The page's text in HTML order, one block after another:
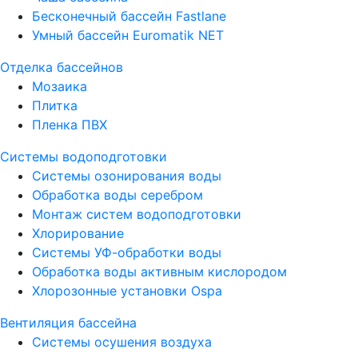
Бесконечный бассейн Fastlane
Умный бассейн Euromatik NET
Отделка бассейнов
Мозаика
Плитка
Пленка ПВХ
Системы водоподготовки
Системы озонирования воды
Обработка воды серебром
Монтаж систем водоподготовки
Хлорирование
Системы УФ-обработки воды
Обработка воды активным кислородом
Хлорозонные установки Ospa
Вентиляция бассейна
Системы осушения воздуха